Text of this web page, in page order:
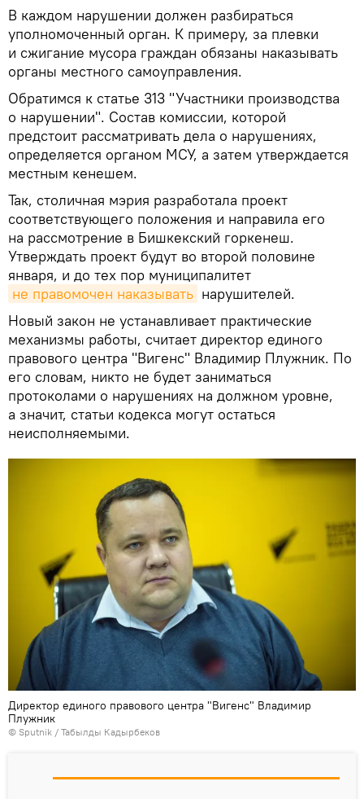
В каждом нарушении должен разбираться
уполномоченный орган. К примеру, за плевки
и сжигание мусора граждан обязаны наказывать
органы местного самоуправления.
Обратимся к статье 313 "Участники производства
о нарушении". Состав комиссии, которой
предстоит рассматривать дела о нарушениях,
определяется органом МСУ, а затем утверждается
местным кенешем.
Так, столичная мэрия разработала проект
соответствующего положения и направила его
на рассмотрение в Бишкекский горкенеш.
Утверждать проект будут во второй половине
января, и до тех пор муниципалитет
не правомочен наказывать нарушителей.
Новый закон не устанавливает практические
механизмы работы, считает директор единого
правового центра "Вигенс" Владимир Плужник. По
его словам, никто не будет заниматься
протоколами о нарушениях на должном уровне,
а значит, статьи кодекса могут остаться
неисполняемыми.
Директор единого правового центра "Вигенс" Владимир
Плужник
© Sputnik / Табылды Кадырбеков